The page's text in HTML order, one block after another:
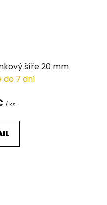
šíře 20 mm
do 7 dní
/ ks